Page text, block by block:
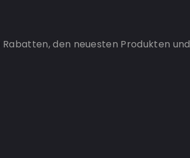
den neuesten Produkten und